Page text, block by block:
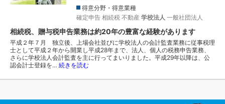
得意分野・得意業種
確定申告 相続税 不動産 学校法人 一般社団法人
相続税、贈与税申告業務は約20年の豊富な経験があります
平成２年７月 独立後、上場会社並びに学校法人の会計監査業務に従事税理
士として平成２年から開業し平成28年まで、法人、個人の税務申告業務、
さらに学校法人会計監査を主に行ってまいりました。平成29年以降は、公
認会計士登録を… 続きを読む